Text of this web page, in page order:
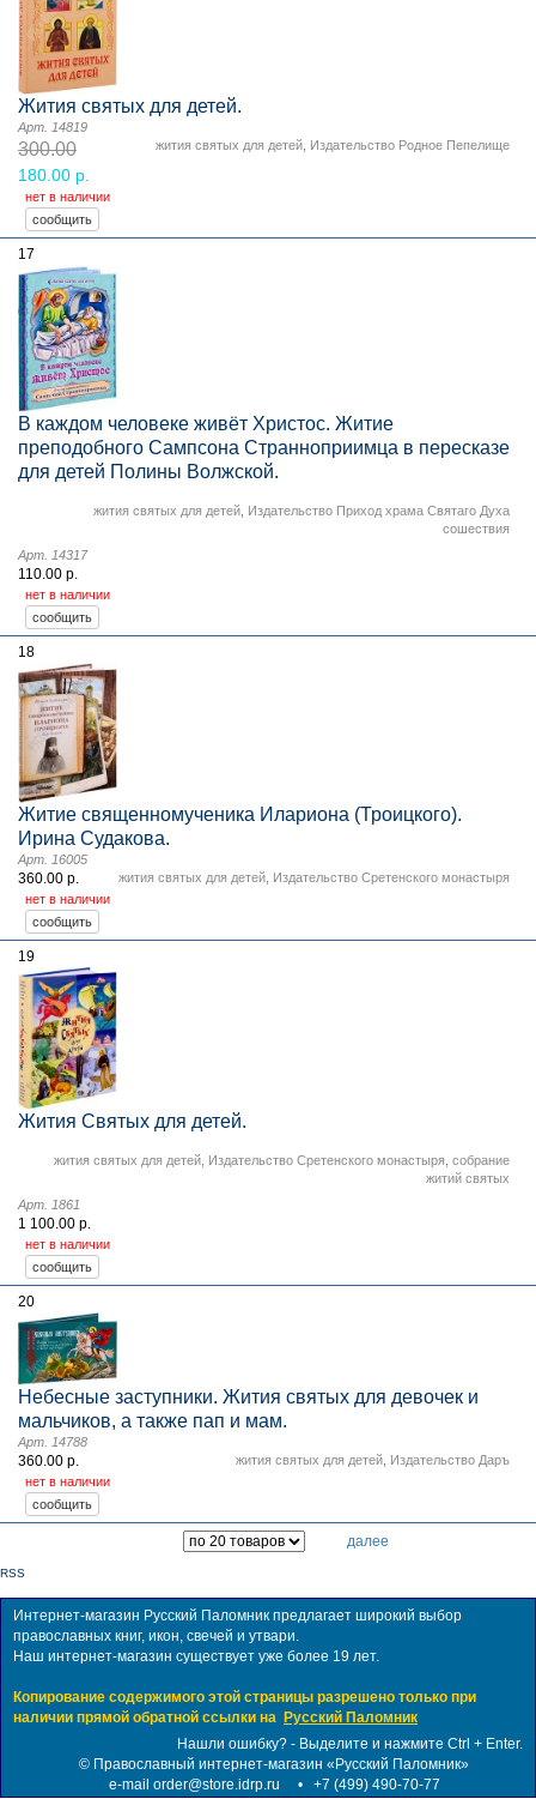
Жития святых для детей.
жития святых для детей Издательство Родное Пепелище
Арт. 14819
300.00
180.00 р.
нет в наличии
17
В каждом человеке живёт Христос. Житие
преподобного Сампсона Странноприимца в пересказе
для детей Полины Волжской.
жития святых для детей Издательство Приход храма Святаго Духа
сошествия
Арт. 14317
110.00 р.
нет в наличии
18
Житие священномученика Илариона (Троицкого).
Ирина Судакова.
жития святых для детей Издательство Сретенского монастыря
Арт. 16005
360.00 р.
нет в наличии
19
Жития Святых для детей.
жития святых для детей Издательство Сретенского монастыря собрание
житий святых
Арт. 1861
1 100.00 р.
нет в наличии
20
Небесные заступники. Жития святых для девочек и
мальчиков, а также пап и мам.
жития святых для детей Издательство Даръ
Арт. 14788
360.00 р.
нет в наличии
далее
RSS
Интернет-магазин Русский Паломник предлагает широкий выбор
православных книг, икон, свечей и утвари.
Наш интернет-магазин существует уже более 19 лет.
Копирование содержимого этой страницы разрешено только при
наличии прямой обратной ссылки на Русский Паломник
Нашли ошибку? - Выделите и нажмите Ctrl + Enter.
© Православный интернет-магазин «Русский Паломник»
e-mail order@store.idrp.ru • +7 (499) 490-70-77